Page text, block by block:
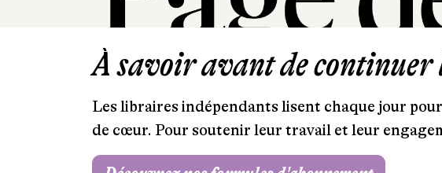
À savoir avant de
Les libraires indépendants lisent chaque jour
de cœur. Pour soutenir leur travail et leur